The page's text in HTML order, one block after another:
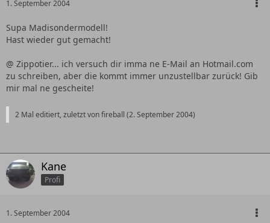
1. September 2004
Supa Madisondermodell!
Hast wieder gut gemacht!
@ Zippotier... ich versuch dir imma ne E-Mail an Hotmail.com
zu schreiben, aber die kommt immer unzustellbar zurück! Gib
mir mal ne gescheite!
2 Mal editiert, zuletzt von fireball (2. September 2004)
Kane
Profi
1. September 2004